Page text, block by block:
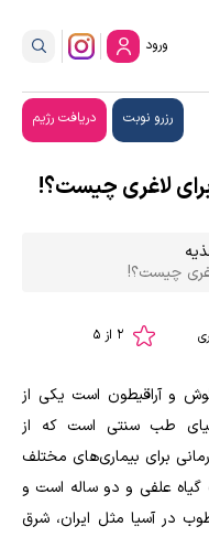
ورود
رزرو نوبت دریافت رژیم
لاغری چیست؟!
چیست؟!
و آراقیطون است یکی از
طب سنتی است که از
برای بیماری‌های مختلف
گیاه علفی و دو ساله است و
در آسیا مثل ایران، شرق